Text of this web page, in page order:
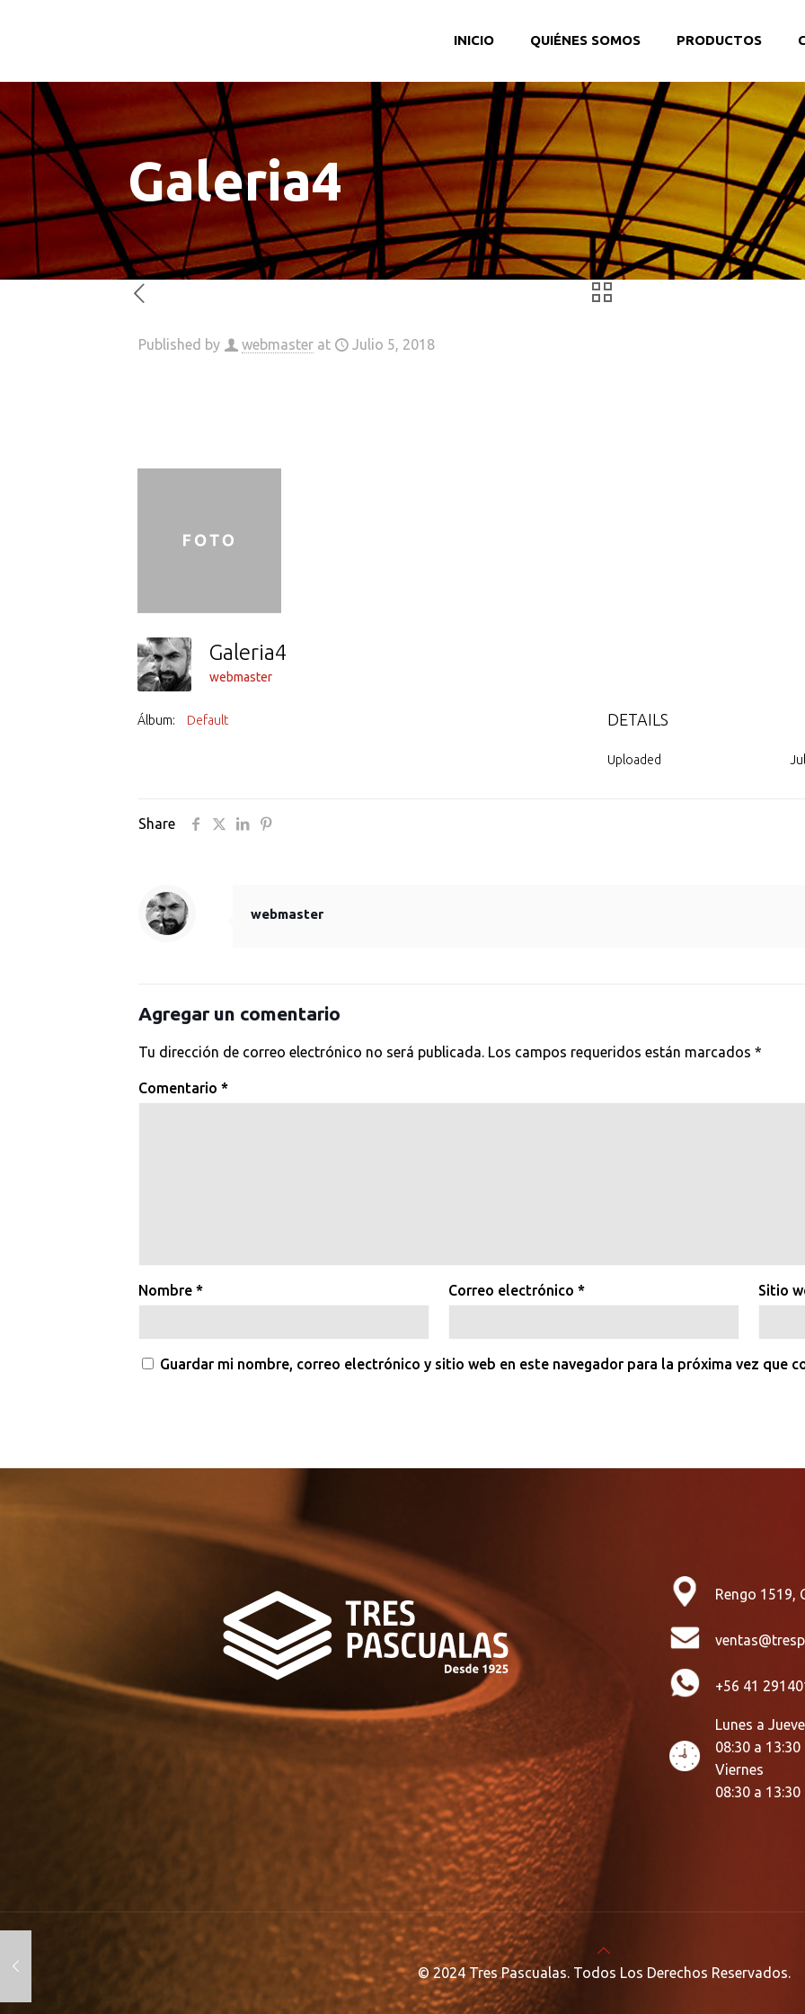
INICIO QUIÉNES SOMOS PRODUCTOS
Galeria4
Published by webmaster at Julio 5, 2018
Galeria4
webmaster
Álbum: Default DETAILS
Uploaded
Share
webmaster
Agregar un comentario
Tu dirección de correo electrónico no será publicada. Los campos requeridos están marcados *
Comentario *
Nombre * Correo electrónico * Sitio
Guardar mi nombre, correo electrónico y sitio web en este navegador para la próxima vez que
Rengo 1519,
+56 41
Lunes a
08:30 a
Viernes
08:30 a
© 2024 Tres Pascualas. Todos Los Derechos Reservados.